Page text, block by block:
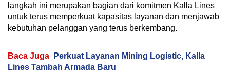
langkah ini merupakan bagian dari komitmen Kalla Lines
untuk terus memperkuat kapasitas layanan dan menjawab
kebutuhan pelanggan yang terus berkembang.
Baca Juga
Perkuat Layanan Mining Logistic, Kalla
Lines Tambah Armada Baru